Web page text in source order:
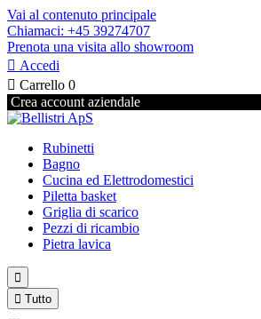
Vai al contenuto principale
Chiamaci: +45 39274707
Prenota una visita allo showroom
 Accedi
 Carrello 0
Crea account aziendale
Rubinetti
Bagno
Cucina ed Elettrodomestici
Piletta basket
Griglia di scarico
Pezzi di ricambio
Pietra lavica

 Tutto